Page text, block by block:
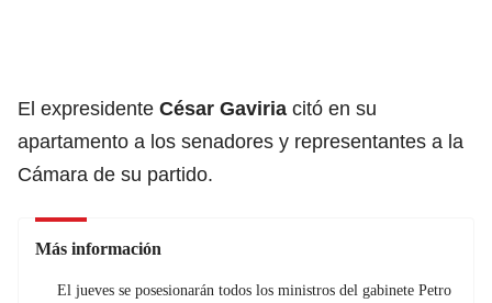
El expresidente César Gaviria citó en su
apartamento a los senadores y representantes a la
Cámara de su partido.
Más información
El jueves se posesionarán todos los ministros del gabinete Petro